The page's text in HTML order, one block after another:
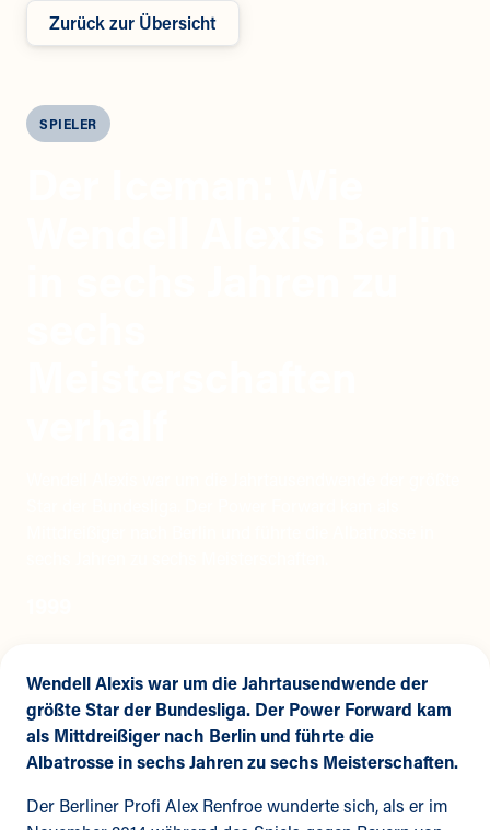
Zurück zur Übersicht
SPIELER
Wendell Alexis war um die Jahrtausendwende der
größte Star der Bundesliga. Der Power Forward kam
als Mittdreißiger nach Berlin und führte die
Albatrosse in sechs Jahren zu sechs Meisterschaften.
Der Berliner Profi Alex Renfroe wunderte sich, als er im